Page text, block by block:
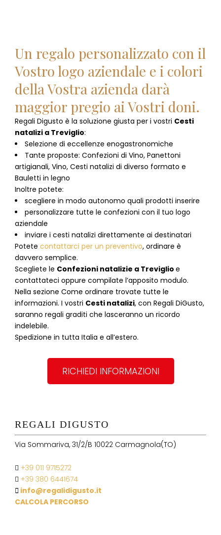
Un regalo personalizzato con il
Vostro logo aziendale e i colori
della Vostra azienda darà
maggior pregio ai Vostri doni.
Regali Digusto è la soluzione giusta per i vostri Cesti
natalizi a Treviglio:
Selezione di eccellenze enogastronomiche
Tante proposte: Confezioni di Vino, Panettoni
artigianali, Vino, Cesti natalizi di diverso formato e
Bauletti in legno
Inoltre potete:
scegliere in modo autonomo quali prodotti inserire
personalizzare tutte le confezioni con il tuo logo
aziendale
inviare i cesti natalizi direttamente ai destinatari
Potete contattarci per un preventivo, ordinare è
davvero semplice.
Scegliete le Confezioni natalizie a Treviglio e
contattateci oppure compilate l’apposito modulo.
Nella sezione Come ordinare trovate tutte le
informazioni. I vostri Cesti natalizi, con Regali DiGusto,
saranno regali graditi che lasceranno un ricordo
indelebile.
Spedizione in tutta Italia e all’estero.
RICHIEDI INFORMAZIONI
REGALI DIGUSTO
Via Sommariva, 31/2/B 10022 Carmagnola(TO)
+39 011 9715272
+39 380 6441674
info@regalidigusto.it
CALCOLA PERCORSO